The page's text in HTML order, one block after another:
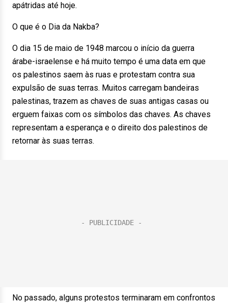
apátridas até hoje.
O que é o Dia da Nakba?
O dia 15 de maio de 1948 marcou o início da guerra
árabe-israelense e há muito tempo é uma data em que
os palestinos saem às ruas e protestam contra sua
expulsão de suas terras. Muitos carregam bandeiras
palestinas, trazem as chaves de suas antigas casas ou
erguem faixas com os símbolos das chaves. As chaves
representam a esperança e o direito dos palestinos de
retornar às suas terras.
No passado, alguns protestos terminaram em confrontos